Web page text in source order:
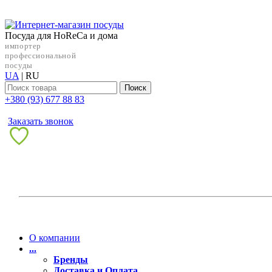
Посуда для HoReCa и дома
импортер
профессиональной
посуды
UA | RU
Поиск
+38‎0 (93) 677 88 83
Заказать звонок
О компании
...
Бренды